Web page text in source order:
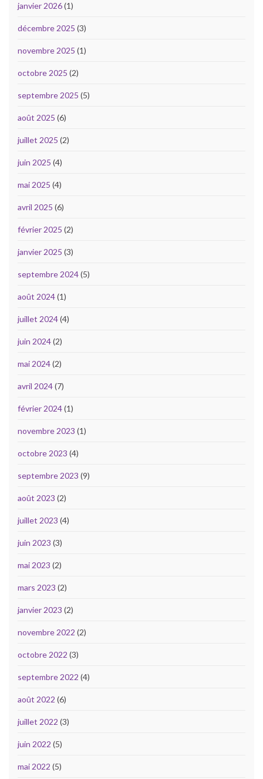
janvier 2026(1)
décembre 2025 (3)
novembre 2025 (1)
octobre 2025 (2)
septembre 2025 (5)
août 2025 (6)
juillet 2025 (2)
juin 2025 (4)
mai 2025 (4)
avril 2025 (6)
février 2025 (2)
janvier 2025 (3)
septembre 2024(5)
août 2024(1)
juillet 2024(4)
juin 2024(2)
mai 2024(2)
avril 2024(7)
février 2024(1)
novembre 2023 (1)
octobre 2023 (4)
septembre 2023 (9)
août 2023 (2)
juillet 2023 (4)
juin 2023 (3)
mai 2023 (2)
mars 2023 (2)
janvier 2023 (2)
novembre 2022 (2)
octobre 2022 (3)
septembre 2022 (4)
août 2022 (6)
juillet 2022 (3)
juin 2022 (5)
mai 2022 (5)